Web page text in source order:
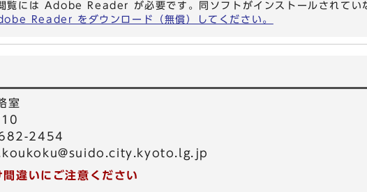
覧には Adobe Reader が必要です。同ソフトがインストールされてい
Reader をダウンロード（無償）してください。
室
682-2454
違いにご注意ください